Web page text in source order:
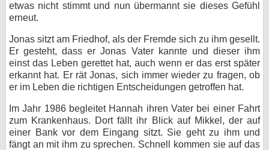
etwas nicht stimmt und nun übermannt sie dieses Gefühl
erneut.
Jonas sitzt am Friedhof, als der Fremde sich zu ihm gesellt.
Er gesteht, dass er Jonas Vater kannte und dieser ihm
einst das Leben gerettet hat, auch wenn er das erst später
erkannt hat. Er rät Jonas, sich immer wieder zu fragen, ob
er im Leben die richtigen Entscheidungen getroffen hat.
Im Jahr 1986 begleitet Hannah ihren Vater bei einer Fahrt
zum Krankenhaus. Dort fällt ihr Blick auf Mikkel, der auf
einer Bank vor dem Eingang sitzt. Sie geht zu ihm und
fängt an mit ihm zu sprechen. Schnell kommen sie auf das